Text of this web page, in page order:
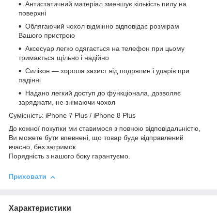
Антистатичний матеріал зменшує кількість пилу на
поверхні
Облягаючий чохол відмінно відповідає розмірам
Вашого пристрою
Аксесуар легко одягається на телефон при цьому
тримається щільно і надійно
Силікон ― хороша захист від подряпин і ударів при
падінні
Надано легкий доступ до функціонала, дозволяє
заряджати, не знімаючи чохол
Сумісність: iPhone 7 Plus / iPhone 8 Plus
До кожної покупки ми ставимося з повною відповідальністю,
Ви можете бути впевнені, що товар буде відправлений
вчасно, без затримок.
Порядність з нашого боку гарантуємо.
Приховати
Характеристики